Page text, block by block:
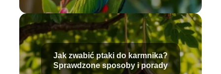
Jak zwabić ptaki do karmnika?
Sprawdzone sposoby i porady